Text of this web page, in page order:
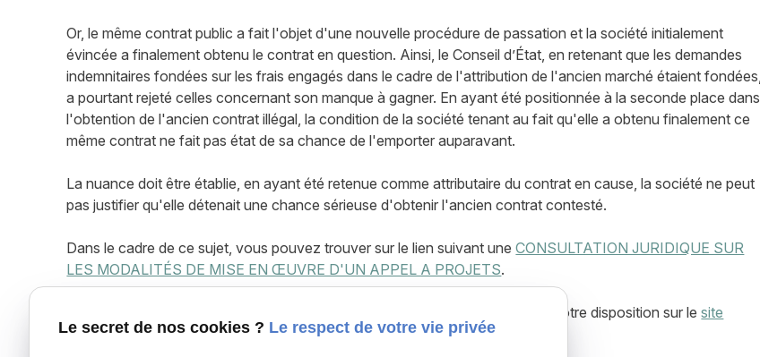
Or, le même contrat public a fait l'objet d'une nouvelle procédure de passation et la société initialement
évincée a finalement obtenu le contrat en question. Ainsi, le Conseil d’État, en retenant que les demandes
indemnitaires fondées sur les frais engagés dans le cadre de l'attribution de l'ancien marché étaient fondées,
a pourtant rejeté celles concernant son manque à gagner. En ayant été positionnée à la seconde place dans
l'obtention de l'ancien contrat illégal, la condition de la société tenant au fait qu'elle a obtenu finalement ce
même contrat ne fait pas état de sa chance de l'emporter auparavant.
La nuance doit être établie, en ayant été retenue comme attributaire du contrat en cause, la société ne peut
pas justifier qu'elle détenait une chance sérieuse d'obtenir l'ancien contrat contesté.
Dans le cadre de ce sujet, vous pouvez trouver sur le lien suivant uneCONSULTATION JURIDIQUE SUR
LES MODALITÉS DE MISE EN ŒUVRE D'UN APPEL A PROJETS.
De nombreux autres modèles de courriers, notes juridiques et guides sont à votre disposition sur lesite
Lapuelle Juridique.
Le secret de nos cookies ? Le respect de votre vie privée